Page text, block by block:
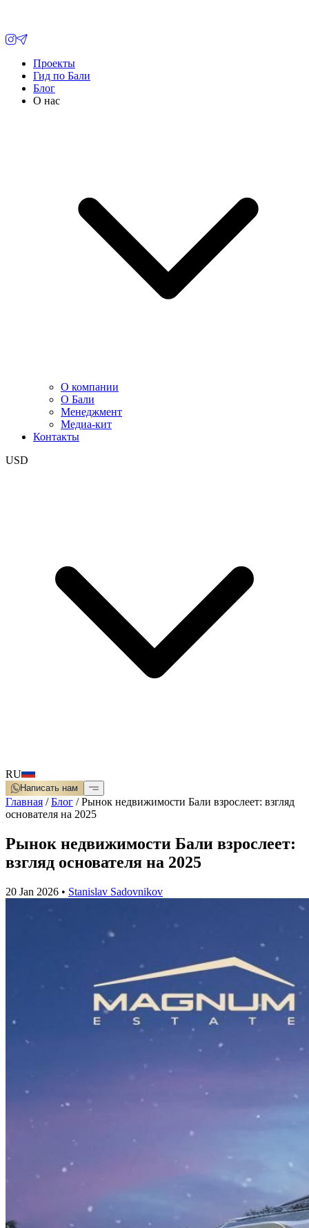
Проекты
Гид по Бали
Блог
О нас
О компании
О Бали
Менеджмент
Медиа-кит
Контакты
USD
RU
Написать нам
Главная /Блог /Рынок недвижимости Бали взрослеет: взгляд
основателя на 2025
Рынок недвижимости Бали взрослеет:
взгляд основателя на 2025
20 Jan 2026 • Stanislav Sadovnikov